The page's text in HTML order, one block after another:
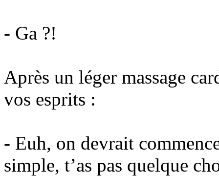
- Ga ?!
Après un léger massage
vos esprits :
- Euh, on devrait
simple, t’as pas quelque